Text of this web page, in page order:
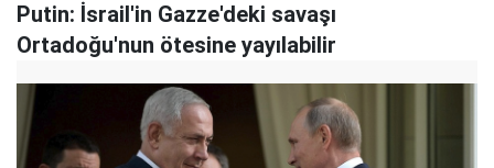
Putin: İsrail'in Gazze'deki savaşı
Ortadoğu'nun ötesine yayılabilir